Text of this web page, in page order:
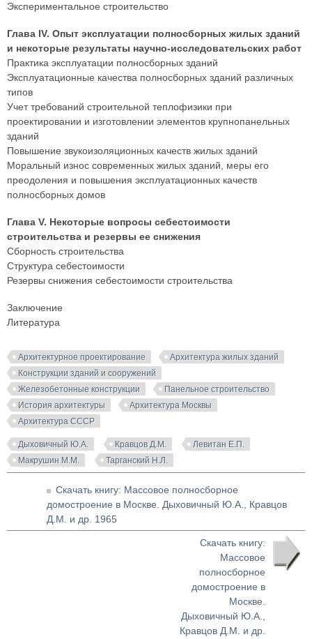
Экспериментальное строительство
Глава IV. Опыт эксплуатации полносборных жилых зданий
и некоторые результаты научно-исследовательских работ
Практика эксплуатации полносборных зданий
Эксплуатационные качества полносборных зданий различных
типов
Учет требований строительной теплофизики при
проектировании и изготовлении элементов крупнопанельных
зданий
Повышение звукоизоляционных качеств жилых зданий
Моральный износ современных жилых зданий, меры его
преодоления и повышения эксплуатационных качеств
полносборных домов
Глава V. Некоторые вопросы себестоимости
строительства и резервы ее снижения
Сборность строительства
Структура себестоимости
Резервы снижения себестоимости строительства
Заключение
Литература
Архитектурное проектирование
Архитектура жилых зданий
Конструкции зданий и сооружений
Железобетонные конструкции
Панельное строительство
История архитектуры
Архитектура Москвы
Архитектура СССР
Дыховичный Ю.А. Кравцов Д.М.
Левитан Е.П.
Макрушин М.М.
Тарганский Н.Л.
Скачать книгу: Массовое полносборное
домостроение в Москве. Дыховичный Ю.А., Кравцов
Д.М. и др. 1965
Скачать книгу:
Массовое
полносборное
домостроение в
Москве.
Дыховичный Ю.А.,
Кравцов Д.М. и др.